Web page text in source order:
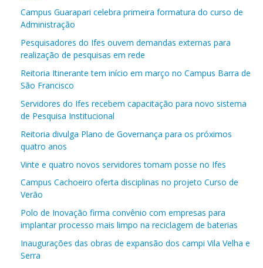
Campus Guarapari celebra primeira formatura do curso de
Administração
Pesquisadores do Ifes ouvem demandas externas para
realização de pesquisas em rede
Reitoria Itinerante tem início em março no Campus Barra de
São Francisco
Servidores do Ifes recebem capacitação para novo sistema
de Pesquisa Institucional
Reitoria divulga Plano de Governança para os próximos
quatro anos
Vinte e quatro novos servidores tomam posse no Ifes
Campus Cachoeiro oferta disciplinas no projeto Curso de
Verão
Polo de Inovação firma convênio com empresas para
implantar processo mais limpo na reciclagem de baterias
Inaugurações das obras de expansão dos campi Vila Velha e
Serra